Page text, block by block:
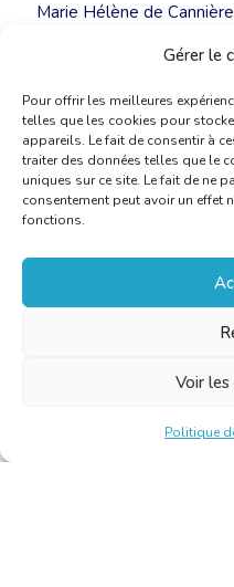
Gérer le
Pour offrir les meilleures
telles que les cookies pour
appareils. Le fait de consentir à
traiter des données telles que le
uniques sur ce site. Le fait de ne
consentement peut avoir un effet
fonctions.
Voir
Politique
Marie Hélène de